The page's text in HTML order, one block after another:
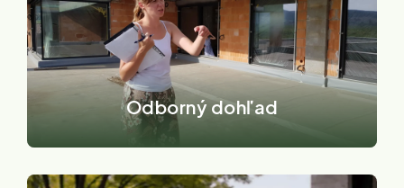
Odborný dohľad